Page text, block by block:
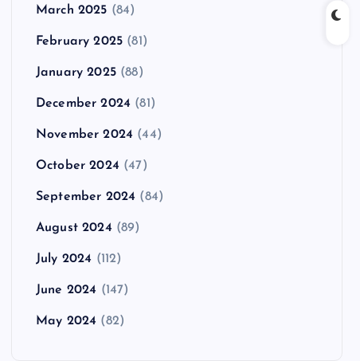
March 2025 (84)
February 2025 (81)
January 2025(88)
December 2024 (81)
November 2024 (44)
October 2024 (47)
September 2024 (84)
August 2024 (89)
July 2024 (112)
June 2024 (147)
May 2024 (82)